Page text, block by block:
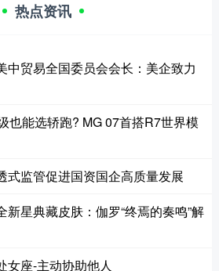
热点资讯
中贸易全国委员会会长：美企致力
也能选轿跑? MG 07首搭R7世界模
式监管促进国资国企高质量发展
新星典藏皮肤：伽罗“终焉的奏鸣”解
女座-主动协助他人